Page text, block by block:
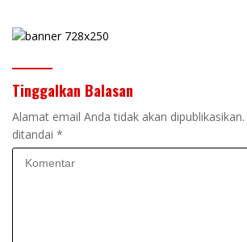
Tinggalkan Balasan
Alamat email Anda tidak akan dipublikasikan.
ditandai *